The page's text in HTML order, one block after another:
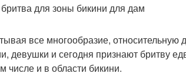
для зоны бикини для дам
все многообразие, относительную
девушки и сегодня признают бритву
числе и в области бикини.